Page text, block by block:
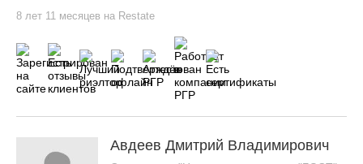
8 лет 11 месяцев на Restate
Авдеев Дмитрий Владимирович